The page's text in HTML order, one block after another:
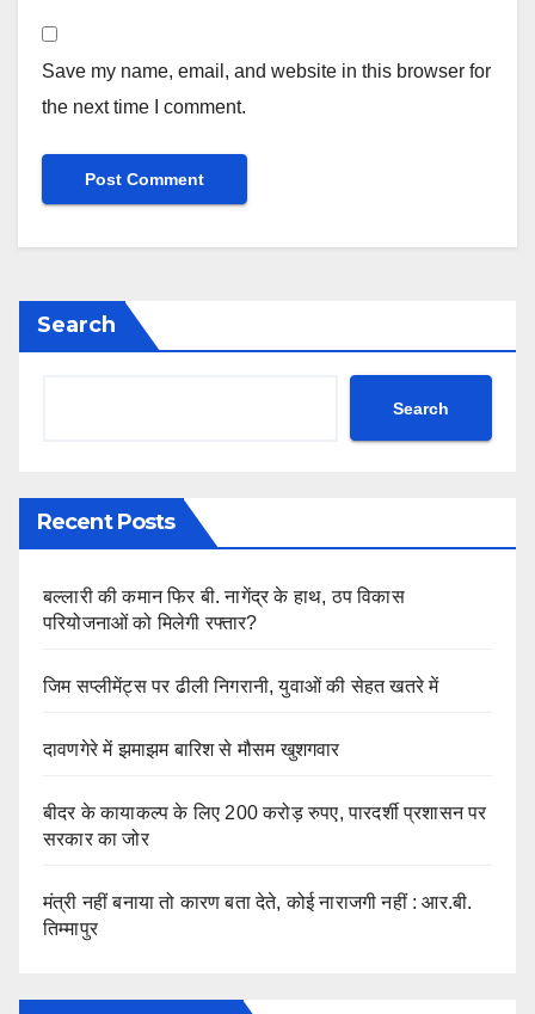
Save my name, email, and website in this browser for
the next time I comment.
Search
Search
Recent Posts
बल्लारी की कमान फिर बी. नागेंद्र के हाथ, ठप विकास
परियोजनाओं को मिलेगी रफ्तार?
जिम सप्लीमेंट्स पर ढीली निगरानी, युवाओं की सेहत खतरे में
दावणगेरे में झमाझम बारिश से मौसम खुशगवार
बीदर के कायाकल्प के लिए 200 करोड़ रुपए, पारदर्शी प्रशासन पर
सरकार का जोर
मंत्री नहीं बनाया तो कारण बता देते, कोई नाराजगी नहीं : आर.बी.
तिम्मापुर